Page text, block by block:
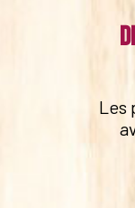
Les